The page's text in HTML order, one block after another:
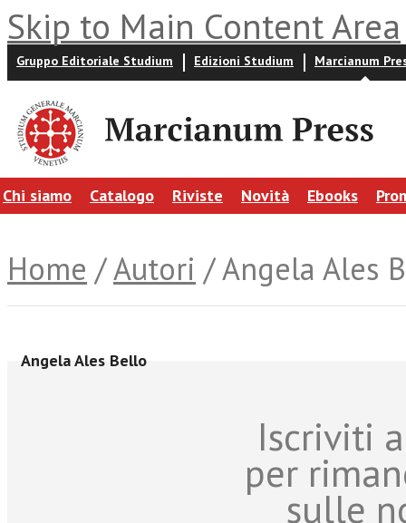
Skip to Main Content Area
Gruppo Editoriale Studium Edizioni Studium Marcianum
Chi siamo Catalogo Riviste Novità Ebooks
Home /Autori / Angela Ales
Angela Ales Bello
Iscriviti
per
sulle